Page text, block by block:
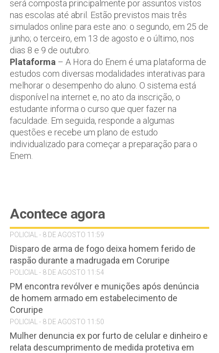
será composta principalmente por assuntos vistos
nas escolas até abril. Estão previstos mais três
simulados online para este ano: o segundo, em 25 de
junho; o terceiro, em 13 de agosto e o último, nos
dias 8 e 9 de outubro.
Plataforma – A Hora do Enem é uma plataforma de
estudos com diversas modalidades interativas para
melhorar o desempenho do aluno. O sistema está
disponível na internet e, no ato da inscrição, o
estudante informa o curso que quer fazer na
faculdade. Em seguida, responde a algumas
questões e recebe um plano de estudo
individualizado para começar a preparação para o
Enem.
Acontece agora
POLICIAL - 8 DE AGOSTO 11:59
Disparo de arma de fogo deixa homem ferido de
raspão durante a madrugada em Coruripe
POLICIAL - 8 DE AGOSTO 11:54
PM encontra revólver e munições após denúncia
de homem armado em estabelecimento de
Coruripe
POLICIAL - 8 DE AGOSTO 11:50
Mulher denuncia ex por furto de celular e dinheiro e
relata descumprimento de medida protetiva em